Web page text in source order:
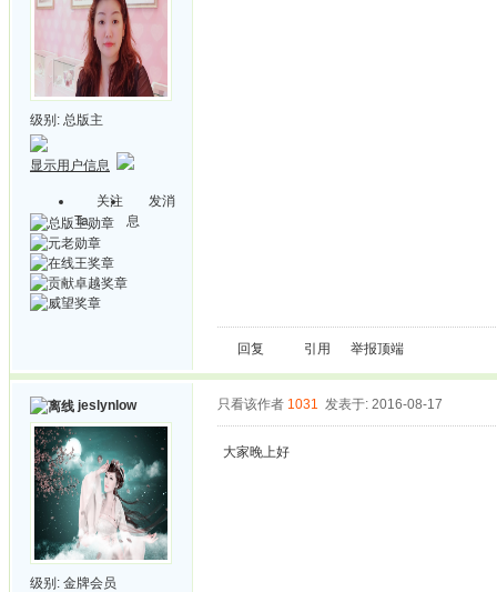
级别: 总版主
显示用户信息
关注
Ta
发消
息
回复 引用 举报顶端
jeslynlow
级别: 金牌会员
只看该作者 1031 发表于: 2016-08-17
大家晚上好